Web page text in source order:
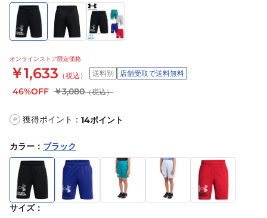
オンラインストア限定価格
￥1,633 （税込） 送料別 店舗受取で送料無料
46%OFF ￥3,080（税込）
P 獲得ポイント： 14ポイント
カラー ： ブラック
サイズ：